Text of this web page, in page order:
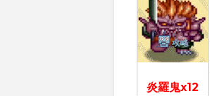
炎羅鬼x12